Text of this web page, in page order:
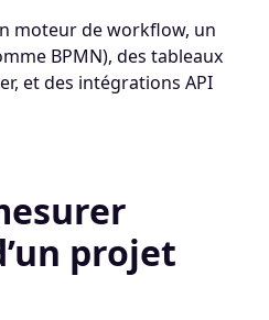
moteur de workflow, un
BPMN), des tableaux
et des intégrations API
projet